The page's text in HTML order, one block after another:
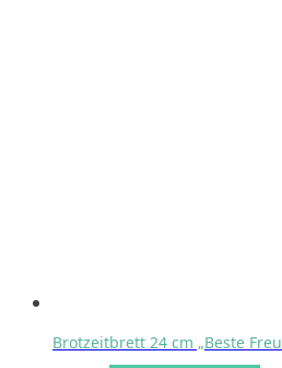
Brotzeitbrett 24 cm „Beste